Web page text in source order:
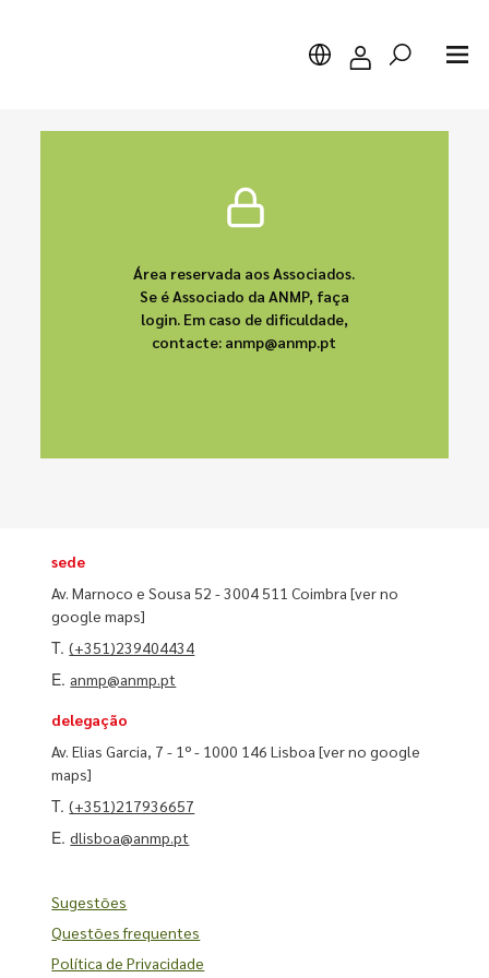
Área reservada aos Associados.
Se é Associado da ANMP, faça
login. Em caso de dificuldade,
contacte: anmp@anmp.pt
sede
Av. Marnoco e Sousa 52 - 3004 511 Coimbra[ver no
google maps]
T.(+351)239404434
E. anmp@anmp.pt
delegação
Av. Elias Garcia, 7 - 1º - 1000 146 Lisboa[ver no google
maps]
T.(+351)217936657
E.dlisboa@anmp.pt
Sugestões
Questões frequentes
Política de Privacidade